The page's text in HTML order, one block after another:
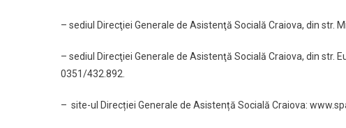
– sediul Direcţiei Generale de Asistenţă Socială Craiova, din str.
– sediul Direcţiei Generale de Asistenţă Socială Craiova, din str.
0351/432.892.
– site-ul Direcției Generale de Asistență Socială Craiova: